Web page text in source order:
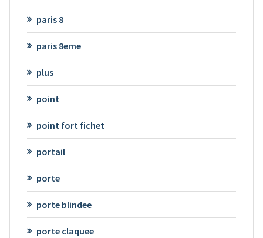
paris 8
paris 8eme
plus
point
point fort fichet
portail
porte
porte blindee
porte claquee